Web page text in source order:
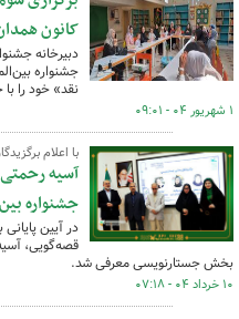
کانون
دبیرخانه
جشنواره
نقد» خود را
۱ شهریور ۰۴ - ۰۹:۰۱
با اعلام
آسیه
جشنواره
در آیین
قصه‌گویی،
بخش جستارنویسی معرفی شد.
۱۰ خرداد ۰۴ - ۰۷:۱۸